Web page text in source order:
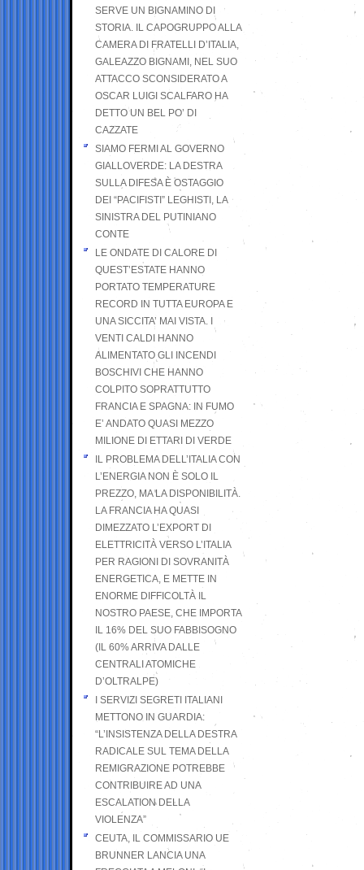
SERVE UN BIGNAMINO DI
STORIA. IL CAPOGRUPPO ALLA
CAMERA DI FRATELLI D’ITALIA,
GALEAZZO BIGNAMI, NEL SUO
ATTACCO SCONSIDERATO A
OSCAR LUIGI SCALFARO HA
DETTO UN BEL PO’ DI
CAZZATE
SIAMO FERMI AL GOVERNO
GIALLOVERDE: LA DESTRA
SULLA DIFESA È OSTAGGIO
DEI “PACIFISTI” LEGHISTI, LA
SINISTRA DEL PUTINIANO
CONTE
LE ONDATE DI CALORE DI
QUEST’ESTATE HANNO
PORTATO TEMPERATURE
RECORD IN TUTTA EUROPA E
UNA SICCITA’ MAI VISTA. I
VENTI CALDI HANNO
ALIMENTATO GLI INCENDI
BOSCHIVI CHE HANNO
COLPITO SOPRATTUTTO
FRANCIA E SPAGNA: IN FUMO
E’ ANDATO QUASI MEZZO
MILIONE DI ETTARI DI VERDE
IL PROBLEMA DELL’ITALIA CON
L’ENERGIA NON È SOLO IL
PREZZO, MA LA DISPONIBILITÀ.
LA FRANCIA HA QUASI
DIMEZZATO L’EXPORT DI
ELETTRICITÀ VERSO L’ITALIA
PER RAGIONI DI SOVRANITÀ
ENERGETICA, E METTE IN
ENORME DIFFICOLTÀ IL
NOSTRO PAESE, CHE IMPORTA
IL 16% DEL SUO FABBISOGNO
(IL 60% ARRIVA DALLE
CENTRALI ATOMICHE
D’OLTRALPE)
I SERVIZI SEGRETI ITALIANI
METTONO IN GUARDIA:
“L’INSISTENZA DELLA DESTRA
RADICALE SUL TEMA DELLA
REMIGRAZIONE POTREBBE
CONTRIBUIRE AD UNA
ESCALATION DELLA
VIOLENZA”
CEUTA, IL COMMISSARIO UE
BRUNNER LANCIA UNA